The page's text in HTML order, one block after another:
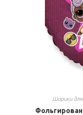
Шарики